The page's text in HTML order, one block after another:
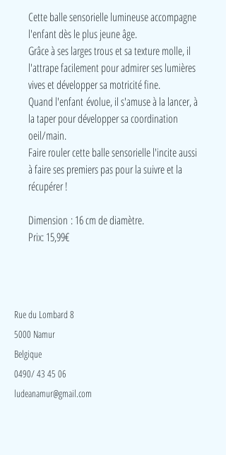
Cette balle sensorielle lumineuse accompagne
l'enfant dès le plus jeune âge.
Grâce à ses larges trous et sa texture molle, il
l'attrape facilement pour admirer ses lumières
vives et développer sa motricité fine.
Quand l'enfant évolue, il s'amuse à la lancer, à
la taper pour développer sa coordination
oeil/main.
Faire rouler cette balle sensorielle l'incite aussi
à faire ses premiers pas pour la suivre et la
récupérer !
Dimension : 16 cm de diamètre.
Prix: 15,99€
Rue du Lombard 8
5000 Namur
Belgique
0490/ 43 45 06
ludeanamur@gmail.com